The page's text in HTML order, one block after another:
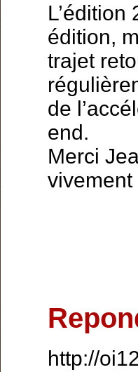
édition,
trajet
de
end.
Merci
vivement
http://